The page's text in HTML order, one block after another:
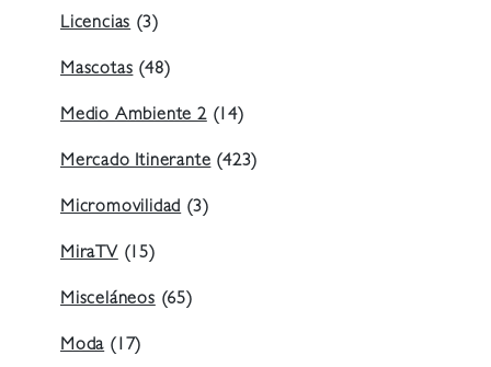
Licencias(3)
Mascotas(48)
Medio Ambiente 2(14)
Mercado Itinerante(423)
Micromovilidad(3)
MiraTV(15)
Misceláneos(65)
Moda(17)